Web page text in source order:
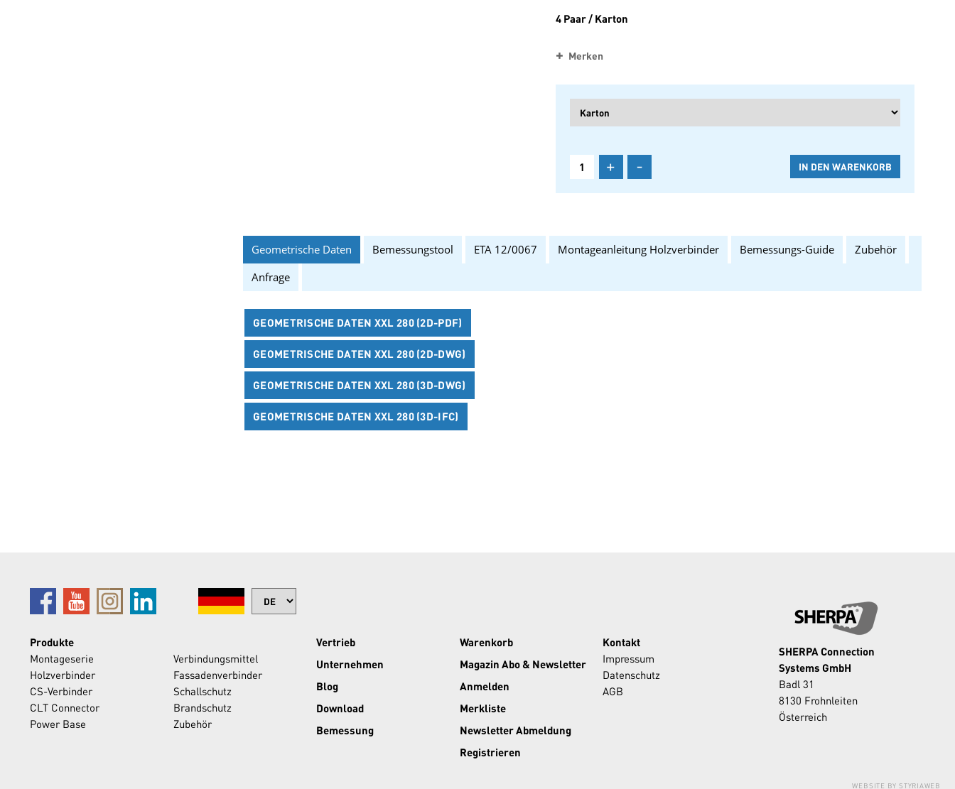
4 Paar / Karton
Merken
+ -
Geometrische Daten Bemessungstool ETA 12/0067 Montageanleitung Holzverbinder Bemessungs-Guide
Zubehör
Anfrage
GEOMETRISCHE DATEN XXL 280 (2D-PDF)
GEOMETRISCHE DATEN XXL 280 (2D-DWG)
GEOMETRISCHE DATEN XXL 280 (3D-DWG)
GEOMETRISCHE DATEN XXL 280 (3D-IFC)
SHERPA Connection
Systems GmbH
Badl 31
8130 Frohnleiten
Österreich
Produkte
Montageserie
Holzverbinder
CS-Verbinder
CLT Connector
Power Base
Verbindungsmittel
Fassadenverbinder
Schallschutz
Brandschutz
Zubehör
Vertrieb
Unternehmen
Blog
Download
Bemessung
Warenkorb
Magazin Abo & Newsletter
Anmelden
Merkliste
Newsletter Abmeldung
Registrieren
Kontakt
Impressum
Datenschutz
AGB
WEBSITE BY STYRIAWEB